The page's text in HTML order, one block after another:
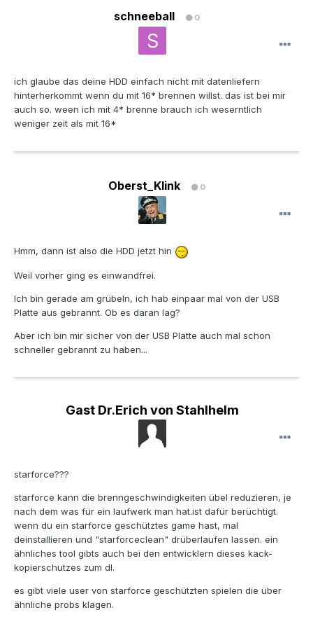
schneeball 0
ich glaube das deine HDD einfach nicht mit datenliefern
hinterherkommt wenn du mit 16* brennen willst. das ist bei mir
auch so. ween ich mit 4* brenne brauch ich weserntlich
weniger zeit als mit 16*
Oberst_Klink 0
Hmm, dann ist also die HDD jetzt hin
Weil vorher ging es einwandfrei.
Ich bin gerade am grübeln, ich hab einpaar mal von der USB
Platte aus gebrannt. Ob es daran lag?
Aber ich bin mir sicher von der USB Platte auch mal schon
schneller gebrannt zu haben...
Gast Dr.Erich von Stahlhelm
starforce???
starforce kann die brenngeschwindigkeiten übel reduzieren, je
nach dem was für ein laufwerk man hat.ist dafür berüchtigt.
wenn du ein starforce geschütztes game hast, mal
deinstallieren und "starforceclean" drüberlaufen lassen. ein
ähnliches tool gibts auch bei den entwicklern dieses kack-
kopierschutzes zum dl.
es gibt viele user von starforce geschützten spielen die über
ähnliche probs klagen.